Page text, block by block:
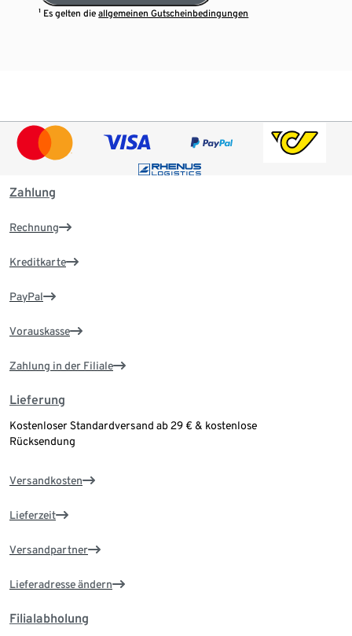
¹ Es gelten dieallgemeinen Gutscheinbedingungen
Zahlung
Rechnung
Kreditkarte
PayPal
Vorauskasse
Zahlung in der Filiale
Lieferung
Kostenloser Standardversand ab 29 € & kostenlose
Rücksendung
Versandkosten
Lieferzeit
Versandpartner
Lieferadresse ändern
Filialabholung